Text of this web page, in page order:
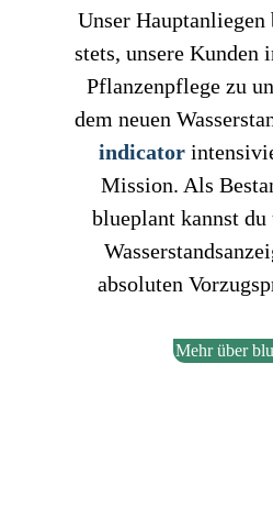
Unser
stets, unsere Kunden
Pflanzenpflege zu
dem neuen
indicator
Mission. Als
blueplant kannst du
absoluten
Mehr über